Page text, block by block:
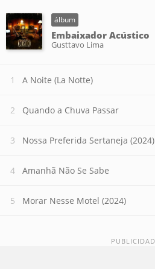
álbum
Embaixador Acústico
Gusttavo Lima
A Noite (La Notte)
Quando a Chuva Passar
Nossa Preferida Sertaneja (2024)
Amanhã Não Se Sabe
Morar Nesse Motel (2024)